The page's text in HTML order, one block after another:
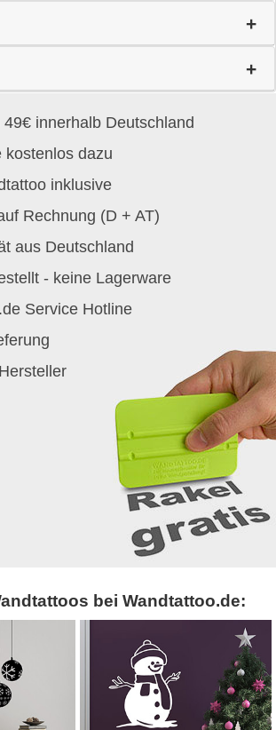
innerhalb Deutschland
kostenlos dazu
inklusive
Rechnung (D + AT)
aus Deutschland
- keine Lagerware
Service Hotline
bei Wandtattoo.de: